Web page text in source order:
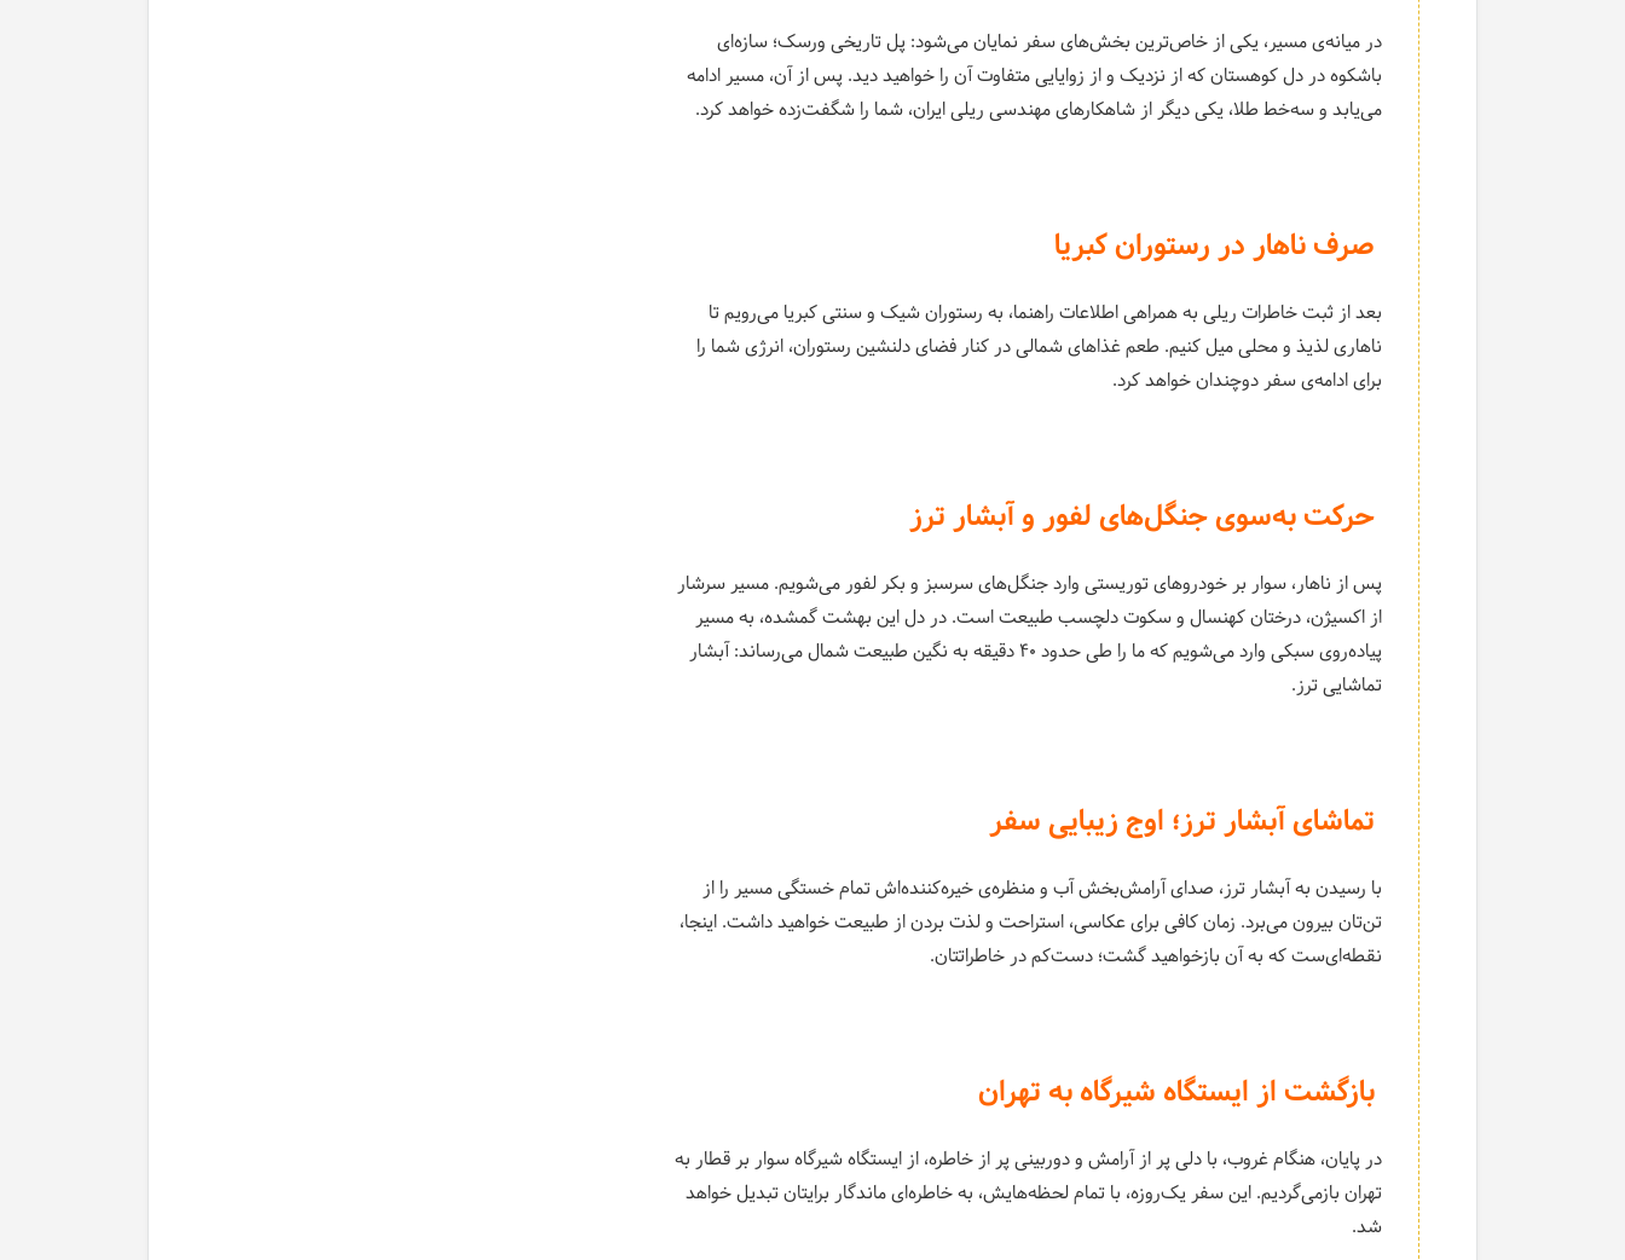
در میانه‌ی مسیر، یکی از خاص‌ترین بخش‌های سفر نمایان می‌شود: پل تاریخی ورسک؛ سازه‌ای
باشکوه در دل کوهستان که از نزدیک و از زوایایی متفاوت آن را خواهید دید. پس از آن، مسیر ادامه
می‌یابد و سه‌خط طلا، یکی دیگر از شاهکارهای مهندسی ریلی ایران، شما را شگفت‌زده خواهد کرد.
صرف ناهار در رستوران کبریا
بعد از ثبت خاطرات ریلی به همراهی اطلاعات راهنما، به رستوران شیک و سنتی کبریا می‌رویم تا
ناهاری لذیذ و محلی میل کنیم. طعم غذاهای شمالی در کنار فضای دلنشین رستوران، انرژی شما را
برای ادامه‌ی سفر دوچندان خواهد کرد.
حرکت به‌سوی جنگل‌های لفور و آبشار ترز
پس از ناهار، سوار بر خودروهای توریستی وارد جنگل‌های سرسبز و بکر لفور می‌شویم. مسیر سرشار
از اکسیژن، درختان کهنسال و سکوت دلچسب طبیعت است. در دل این بهشت گمشده، به مسیر
پیاده‌روی سبکی وارد می‌شویم که ما را طی حدود ۴۰ دقیقه به نگین طبیعت شمال می‌رساند: آبشار
تماشایی ترز.
تماشای آبشار ترز؛ اوج زیبایی سفر
با رسیدن به آبشار ترز، صدای آرامش‌بخش آب و منظره‌ی خیره‌کننده‌اش تمام خستگی مسیر را از
تن‌تان بیرون می‌برد. زمان کافی برای عکاسی، استراحت و لذت بردن از طبیعت خواهید داشت. اینجا،
نقطه‌ای‌ست که به آن بازخواهید گشت؛ دست‌کم در خاطراتتان.
بازگشت از ایستگاه شیرگاه به تهران
در پایان، هنگام غروب، با دلی پر از آرامش و دوربینی پر از خاطره، از ایستگاه شیرگاه سوار بر قطار به
تهران بازمی‌گردیم. این سفر یک‌روزه، با تمام لحظه‌هایش، به خاطره‌ای ماندگار برایتان تبدیل خواهد
شد.